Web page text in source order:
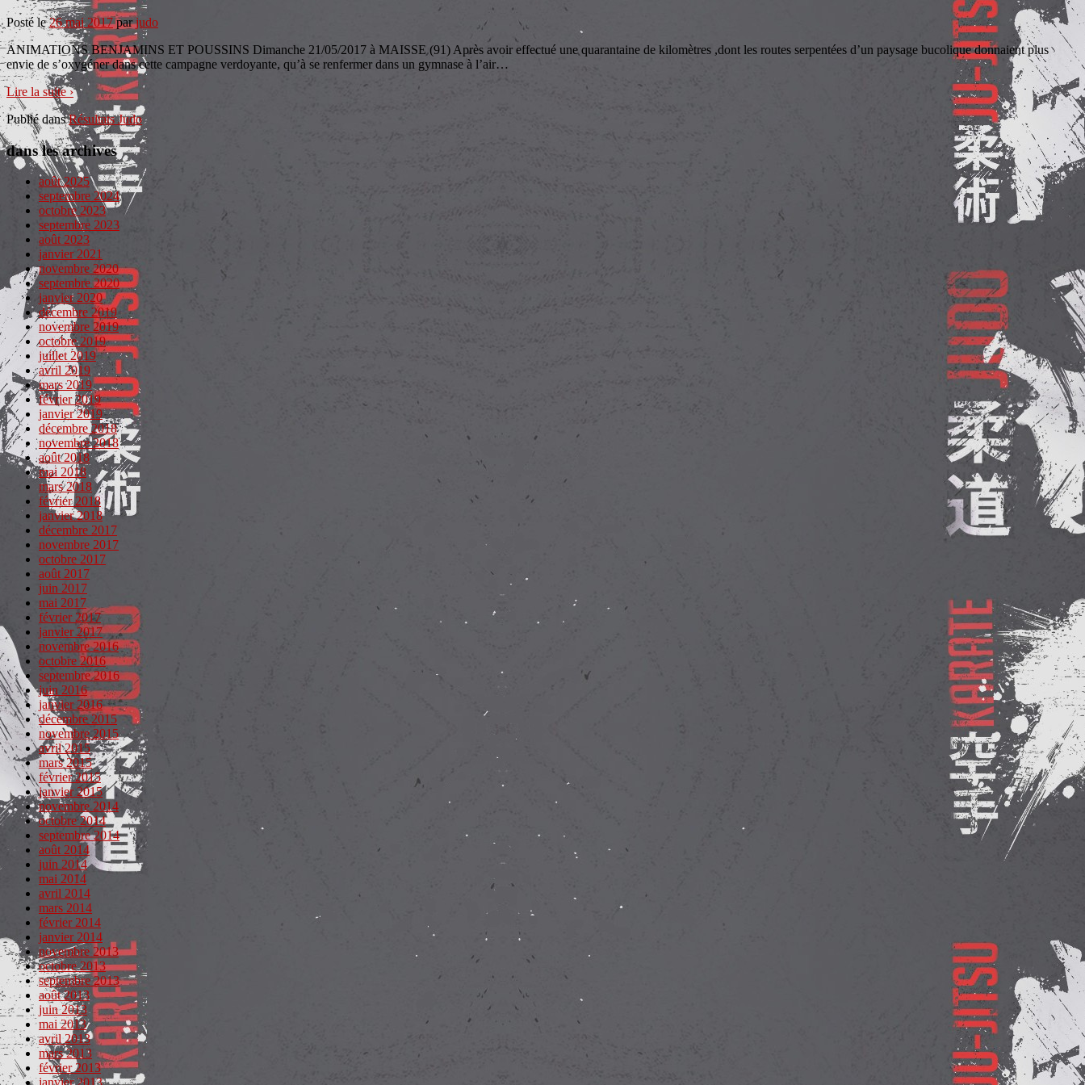
Posté le26 mai 2017parjudo
ANIMATIONS BENJAMINS ET POUSSINS Dimanche 21/05/2017 à MAISSE (91) Après avoir effectué une quarantaine de kilomètres ,dont les routes serpentées d’un paysage bucolique donnaient plus
envie de s’oxygéner dans cette campagne verdoyante, qu’à se renfermer dans un gymnase à l’air…
Lire la suite ›
Publié dansRésultats Judo
dans les archives
août 2025
septembre 2024
octobre 2023
septembre 2023
août 2023
janvier 2021
novembre 2020
septembre 2020
janvier 2020
décembre 2019
novembre 2019
octobre 2019
juillet 2019
avril 2019
mars 2019
février 2019
janvier 2019
décembre 2018
novembre 2018
août 2018
mai 2018
mars 2018
février 2018
janvier 2018
décembre 2017
novembre 2017
octobre 2017
août 2017
juin 2017
mai 2017
février 2017
janvier 2017
novembre 2016
octobre 2016
septembre 2016
juin 2016
janvier 2016
décembre 2015
novembre 2015
avril 2015
mars 2015
février 2015
janvier 2015
novembre 2014
octobre 2014
septembre 2014
août 2014
juin 2014
mai 2014
avril 2014
mars 2014
février 2014
janvier 2014
novembre 2013
octobre 2013
septembre 2013
août 2013
juin 2013
mai 2013
avril 2013
mars 2013
février 2013